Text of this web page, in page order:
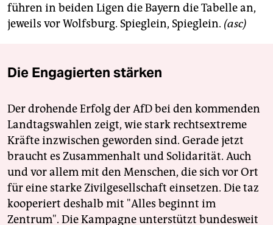
genossenschaft
epaper login
führen in beiden Ligen die Bayern die Tabelle an,
jeweils vor Wolfsburg. Spieglein, Spieglein. (asc)
Die Engagierten stärken
Der drohende Erfolg der AfD bei den kommenden
Landtagswahlen zeigt, wie stark rechtsextreme
Kräfte inzwischen geworden sind. Gerade jetzt
braucht es Zusammenhalt und Solidarität. Auch
und vor allem mit den Menschen, die sich vor Ort
für eine starke Zivilgesellschaft einsetzen. Die taz
kooperiert deshalb mit "Alles beginnt im
Zentrum". Die Kampagne unterstützt bundesweit